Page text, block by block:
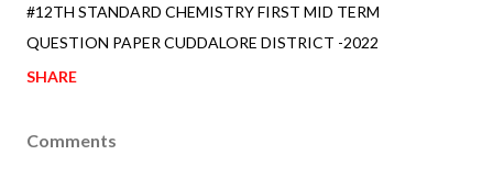
#12TH STANDARD CHEMISTRY FIRST MID TERM
QUESTION PAPER CUDDALORE DISTRICT -2022
SHARE
Comments